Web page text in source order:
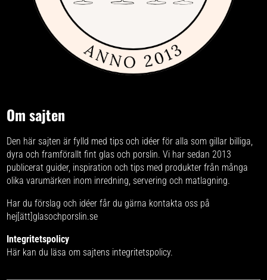
Om sajten
Den här sajten är fylld med tips och idéer för alla som gillar billiga,
dyra och framförallt fint glas och porslin. Vi har sedan 2013
publicerat guider, inspiration och tips med produkter från många
olika varumärken inom inredning, servering och matlagning.
Har du förslag och idéer får du gärna kontakta oss på
hej[ätt]glasochporslin.se
Integritetspolicy
Här kan du läsa om sajtens integritetspolicy.